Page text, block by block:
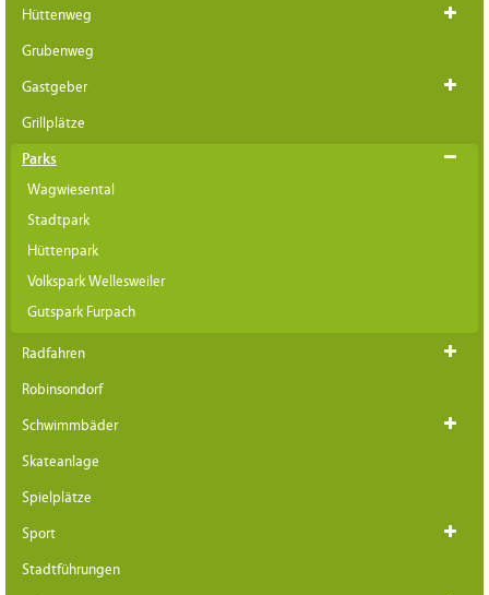
Hüttenweg
Grubenweg
Gastgeber
Grillplätze
Parks
Wagwiesental
Stadtpark
Hüttenpark
Volkspark Wellesweiler
Gutspark Furpach
Radfahren
Robinsondorf
Schwimmbäder
Skateanlage
Spielplätze
Sport
Stadtführungen